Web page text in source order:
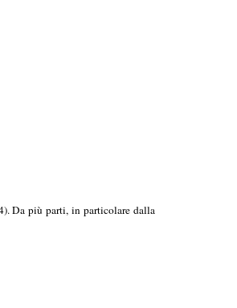
Da più parti, in particolare dalla